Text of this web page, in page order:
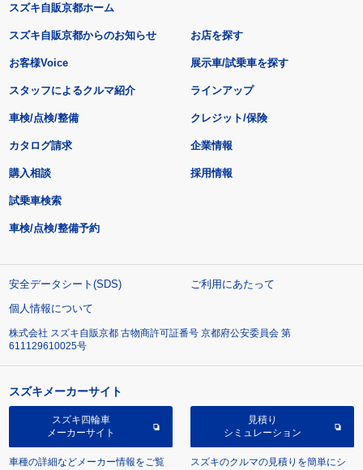
スズキ自販京都ホーム
スズキ自販京都からのお知らせ
お客様Voice
スタッフによるクルマ紹介
お店を探す
展示車/試乗車を探す
ラインアップ
車検/点検/整備 クレジット/保険
カタログ請求
購入相談
試乗車検索
車検/点検/整備予約
企業情報
採用情報
安全データシート(SDS)
ご利用にあたって
個人情報について
株式会社 スズキ自販京都 古物商許可証番号 京都府公安委員会 第
611129610025号
スズキメーカーサイト
スズキ四輪車
メーカーサイト
車種の詳細などメーカー情報をご覧
見積り
シミュレーション
スズキのクルマの見積りを簡単にシ